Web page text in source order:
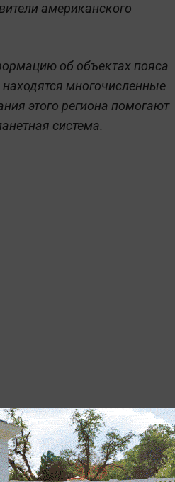
американского
об объектах пояса
многочисленные
этого региона помогают
система.